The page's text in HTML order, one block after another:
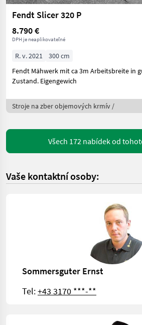
Fendt Slicer 320 P
8.790 €
DPH je neaplikovateľné
R. v. 2021
300 cm
Fendt Mähwerk mit ca 3m Arbeitsbreite in
Zustand. Eigengewich
Stroje na zber objemových krmív /
Všech 172 nabídek od
Vaše kontaktní osoby:
Sommersguter Ernst
Tel:+43 3170 ***-**